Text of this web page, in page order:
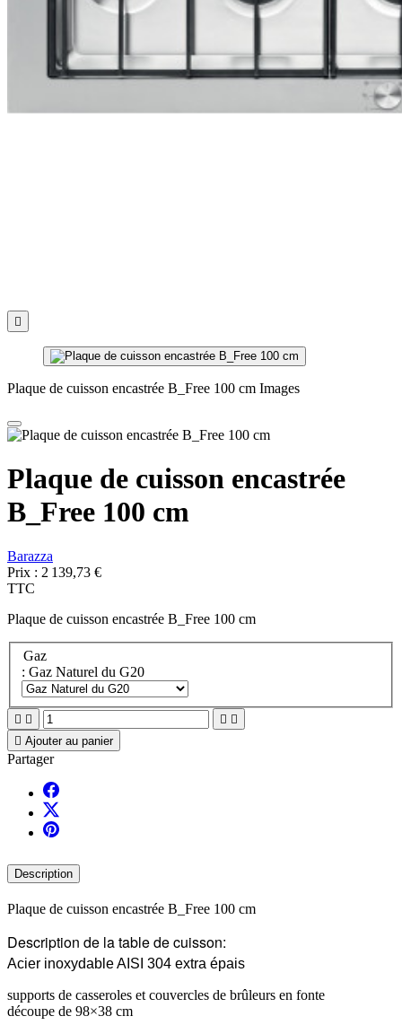

Plaque de cuisson encastrée B_Free 100 cm Images
Plaque de cuisson encastrée
B_Free 100 cm
Barazza
Prix : 2 139,73 €
TTC
Plaque de cuisson encastrée B_Free 100 cm
Gaz
: Gaz Naturel du G20
   
 Ajouter au panier
Partager
Description
Plaque de cuisson encastrée B_Free 100 cm
Description de la table de cuisson:
Acier inoxydable AISI 304 extra épais
supports de casseroles et couvercles de brûleurs en fonte
découpe de 98×38 cm